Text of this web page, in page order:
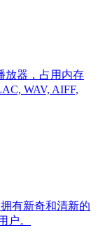
放器，占用内存
WAV, AIFF,
有新奇和清新的
户。